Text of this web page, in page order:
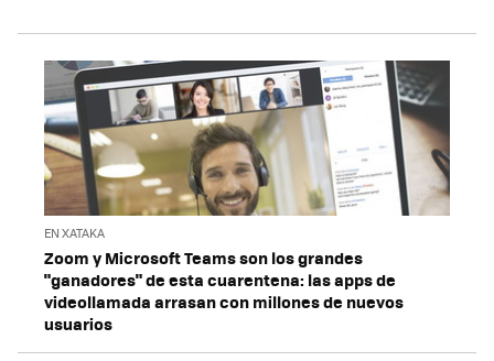
EN XATAKA
Zoom y Microsoft Teams son los grandes
"ganadores" de esta cuarentena: las apps de
videollamada arrasan con millones de nuevos
usuarios